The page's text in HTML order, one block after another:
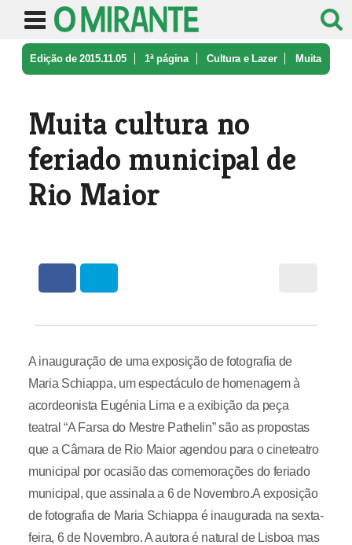
Edição de 2015.11.05 1ª página Cultura e Lazer Muita
Muita cultura no
feriado municipal de
Rio Maior
A inauguração de uma exposição de fotografia de
Maria Schiappa, um espectáculo de homenagem à
acordeonista Eugénia Lima e a exibição da peça
teatral “A Farsa do Mestre Pathelin” são as propostas
que a Câmara de Rio Maior agendou para o cineteatro
municipal por ocasião das comemorações do feriado
municipal, que assinala a 6 de Novembro.A exposição
de fotografia de Maria Schiappa é inaugurada na sexta-
feira, 6 de Novembro. A autora é natural de Lisboa mas